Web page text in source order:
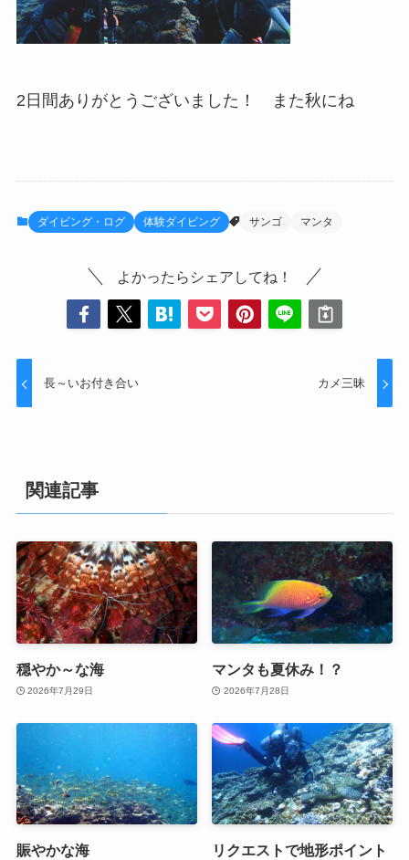
2日間ありがとうございました！ また秋にね
ダイビング・ログ 体験ダイビング サンゴ マンタ
よかったらシェアしてね！
長～いお付き合い カメ三昧
関連記事
穏やか～な海
2026年7月29日
マンタも夏休み！？
2026年7月28日
賑やかな海
リクエストで地形ポイント